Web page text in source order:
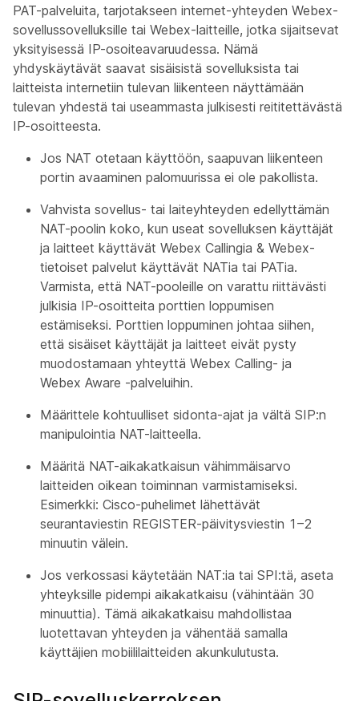
PAT-palveluita, tarjotakseen internet-yhteyden Webex-
sovellussovelluksille tai Webex-laitteille, jotka sijaitsevat
yksityisessä IP-osoiteavaruudessa. Nämä
yhdyskäytävät saavat sisäisistä sovelluksista tai
laitteista internetiin tulevan liikenteen näyttämään
tulevan yhdestä tai useammasta julkisesti reititettävästä
IP-osoitteesta.
Jos NAT otetaan käyttöön, saapuvan liikenteen
portin avaaminen palomuurissa ei ole pakollista.
Vahvista sovellus- tai laiteyhteyden edellyttämän
NAT-poolin koko, kun useat sovelluksen käyttäjät
ja laitteet käyttävät Webex Callingia & Webex-
tietoiset palvelut käyttävät NATia tai PATia.
Varmista, että NAT-pooleille on varattu riittävästi
julkisia IP-osoitteita porttien loppumisen
estämiseksi. Porttien loppuminen johtaa siihen,
että sisäiset käyttäjät ja laitteet eivät pysty
muodostamaan yhteyttä Webex Calling- ja
Webex Aware -palveluihin.
Määrittele kohtuulliset sidonta-ajat ja vältä SIP:n
manipulointia NAT-laitteella.
Määritä NAT-aikakatkaisun vähimmäisarvo
laitteiden oikean toiminnan varmistamiseksi.
Esimerkki: Cisco-puhelimet lähettävät
seurantaviestin REGISTER-päivitysviestin 1–2
minuutin välein.
Jos verkossasi käytetään NAT:ia tai SPI:tä, aseta
yhteyksille pidempi aikakatkaisu (vähintään 30
minuuttia). Tämä aikakatkaisu mahdollistaa
luotettavan yhteyden ja vähentää samalla
käyttäjien mobiililaitteiden akunkulutusta.